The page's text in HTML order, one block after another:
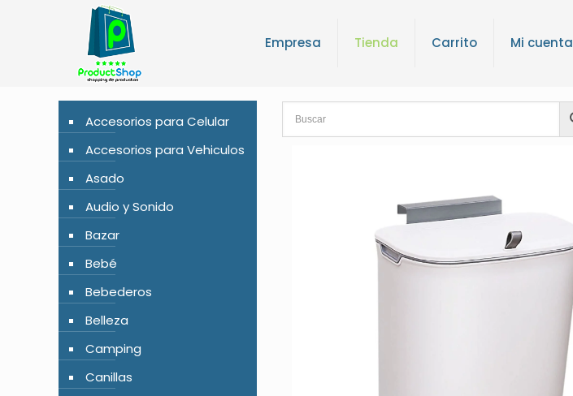
Empresa Tienda Carrito Mi cuenta
Accesorios para Celular
Accesorios para Vehiculos
Asado
Audio y Sonido
Bazar
Bebé
Bebederos
Belleza
Camping
Canillas